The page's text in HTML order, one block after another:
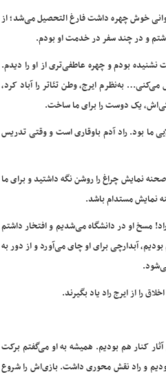
وقتی وارد دانشگاه هنرهای زیبا شدم، جوانی خوش چهره داشت فارغ التحصیل می‌شد؛ از
و در چند سفر در خدمت او بودم‌.
بودم و چهره عاطفی‌تری از او را دیدم.
به‌نظرم ایرج، وطن تئاتر را آباد کرد،
یک دوست را برای ما ساخت.
ما بود. راد آدم باوقاری است و وقتی تدریس
نمایش چراغ را روشن نگه داشتید و برای ما
نمایش مستدام باشد.
مسخ او در دانشگاه می‌شدیم و افتخار داشتم
آبدارچی برای او چای می‌آورد و از دور به
را از ایرج راد یاد بگیرند.
کنار هم بودیم. همیشه به او می‌گفتم برکت
و راد نقش محوری داشت. بازی‌اش را شروع